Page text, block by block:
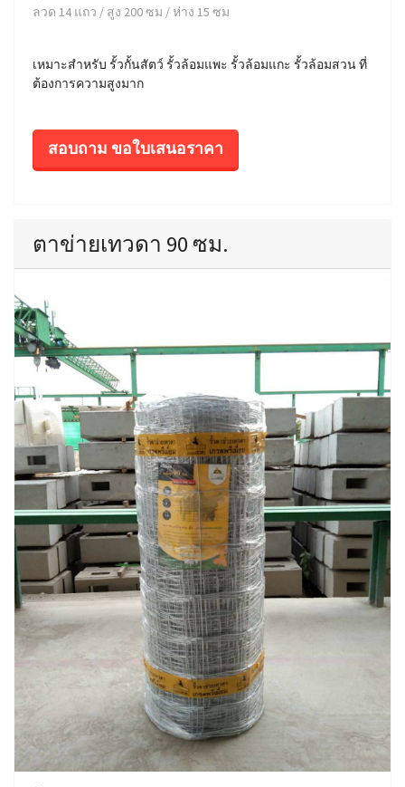
ลวด 14 แถว / สูง 200 ซม / ห่าง 15 ซม
เหมาะสำหรับ รั้วกั้นสัตว์ รั้วล้อมแพะ รั้วล้อมแกะ รั้วล้อมสวน ที่
ต้องการความสูงมาก
สอบถาม ขอใบเสนอราคา
ตาข่ายเทวดา 90 ซม.